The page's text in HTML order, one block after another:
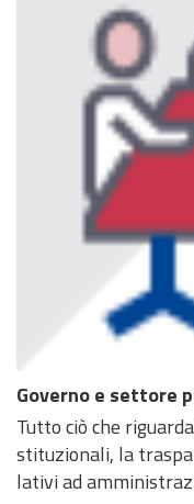
Governo e settore
Tutto ciò che
stituzionali, la
lativi ad